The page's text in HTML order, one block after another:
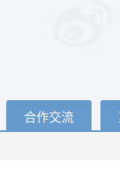
合作交流